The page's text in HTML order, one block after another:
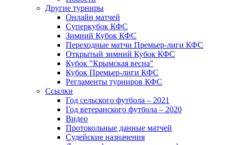
Другие турниры
Онлайн матчей
Суперкубок КФС
Зимний Кубок КФС
Переходные матчи Премьер-лиги КФС
Открытый зимний Кубок КФС
Кубок "Крымская весна"
Кубок Премьер-лиги КФС
Регламенты турниров КФС
Ссылки
Год сельского футбола – 2021
Год ветеранского футбола – 2020
Видео
Протокольные данные матчей
Судейские назначения